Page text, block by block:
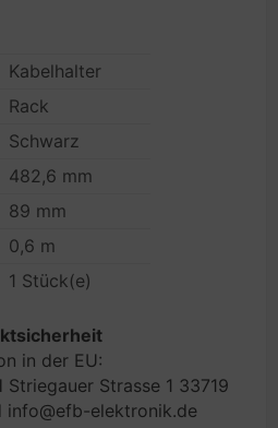
Kabelhalter
Rack
Schwarz
482,6 mm
89 mm
0,6 m
1 Stück(e)
in der EU:
Strasse 1 33719
info@efb-elektronik.de